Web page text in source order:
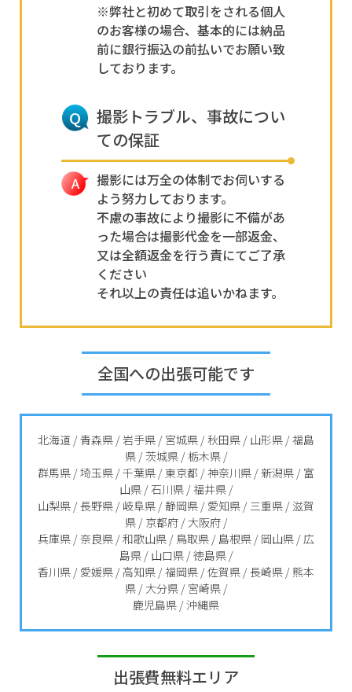
※弊社と初めて取引をされる個人
のお客様の場合、基本的には納品
前に銀行振込の前払いでお願い致
しております。
撮影トラブル、事故につい
ての保証
撮影には万全の体制でお伺いする
よう努力しております。
不慮の事故により撮影に不備があ
った場合は撮影代金を一部返金、
又は全額返金を行う責にてご了承
ください
それ以上の責任は追いかねます。
全国への出張可能です
北海道 / 青森県 / 岩手県 / 宮城県 / 秋田県 / 山形県 / 福島
県 / 茨城県 / 栃木県 /
群馬県 / 埼玉県 / 千葉県 / 東京都 / 神奈川県 / 新潟県 / 富
山県 / 石川県 / 福井県 /
山梨県 / 長野県 / 岐阜県 / 静岡県 / 愛知県 / 三重県 / 滋賀
県 / 京都府 / 大阪府 /
兵庫県 / 奈良県 / 和歌山県 / 鳥取県 / 島根県 / 岡山県 / 広
島県 / 山口県 / 徳島県 /
香川県 / 愛媛県 / 高知県 / 福岡県 / 佐賀県 / 長崎県 / 熊本
県 / 大分県 / 宮崎県 /
鹿児島県 / 沖縄県
出張費無料エリア